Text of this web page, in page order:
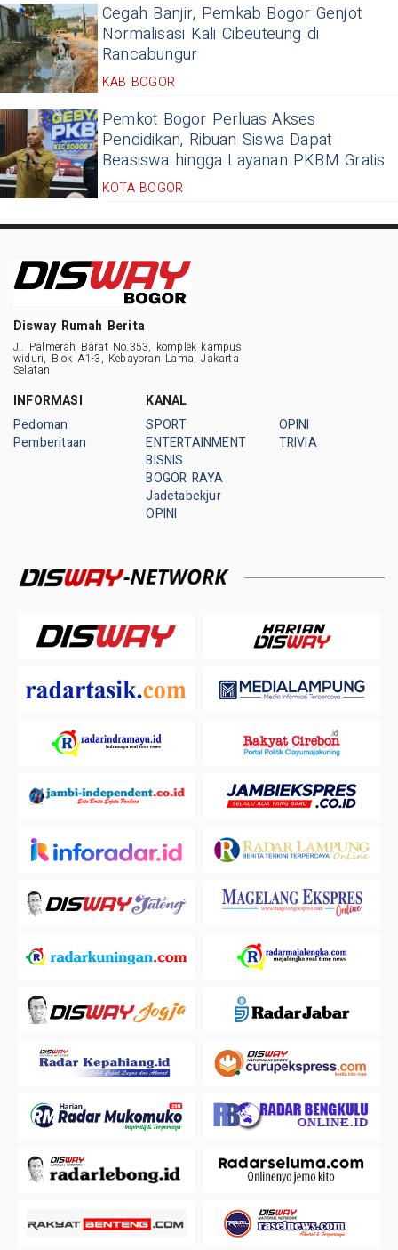
Cegah Banjir, Pemkab Bogor Genjot
Normalisasi Kali Cibeuteung di
Rancabungur
KAB BOGOR
Pemkot Bogor Perluas Akses
Pendidikan, Ribuan Siswa Dapat
Beasiswa hingga Layanan PKBM Gratis
KOTA BOGOR
Disway Rumah Berita
Jl. Palmerah Barat No.353, komplek kampus
widuri, Blok A1-3, Kebayoran Lama, Jakarta
Selatan
INFORMASI
Pedoman
Pemberitaan
KANAL
SPORT
ENTERTAINMENT
BISNIS
BOGOR RAYA
Jadetabekjur
OPINI
OPINI
TRIVIA